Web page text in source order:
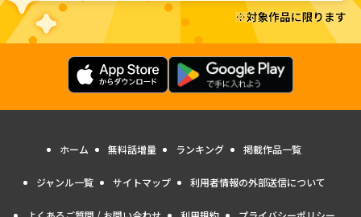
ホーム 無料話増量 ランキング 掲載作品一覧
ジャンル一覧 サイトマップ 利用者情報の外部送信について